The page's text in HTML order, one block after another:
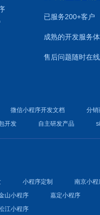
已服务200+客户
成熟的开发服务
售后问题随时在
微信小程序开发文档 分销
开发 自主研发产品
小程序定制 南京小程
山小程序 嘉定小程序
江小程序